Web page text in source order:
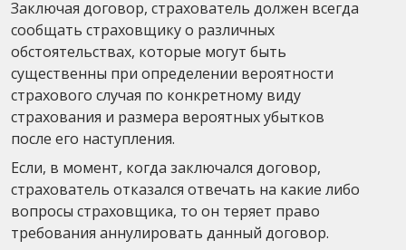
Заключая договор, страхователь должен всегда
сообщать страховщику о различных
обстоятельствах, которые могут быть
существенны при определении вероятности
страхового случая по конкретному виду
страхования и размера вероятных убытков
после его наступления.
Если, в момент, когда заключался договор,
страхователь отказался отвечать на какие либо
вопросы страховщика, то он теряет право
требования аннулировать данный договор.